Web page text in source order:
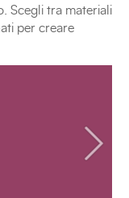
Scegli tra materiali
per creare